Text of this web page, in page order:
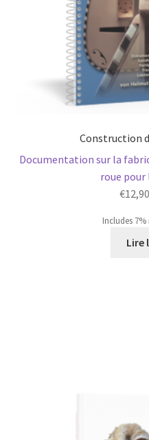
Construction
Documentation sur la
roue
€12,90
Includes 7%
Lire